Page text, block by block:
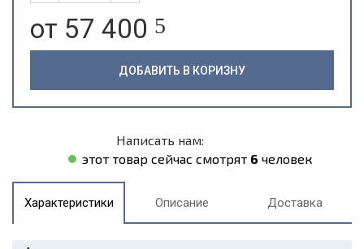
от 57 400 5
ДОБАВИТЬ В КОРИЗНУ
Написать нам:
этот товар сейчас смотрят 6 человек
Характеристики Описание Доставка